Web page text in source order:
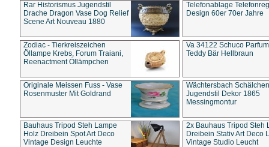
Rar Historismus Jugendstil
Drache Dragon Vase Dog Relief
Scene Art Nouveau 1880
Telefonablage
Design 60er 70er Jahre
Zodiac - Tierkreiszeichen
Öllampe Krebs, Forum Traiani,
Reenactment Öllämpchen
Va 34122 Schuco
Teddy Bär Hellbraun
Originale Meissen Fuss - Vase
Rosenmuster Mit Goldrand
Wächtersbach Schälchen
Jugendstil Dekor 1865
Messingmontur
Bauhaus Tripod Steh Lampe
Holz Dreibein Spot Art Deco
Vintage Design Leuchte
2x Bauhaus Tripod Steh
Dreibein Stativ Art Deco
Vintage Studio Leucht